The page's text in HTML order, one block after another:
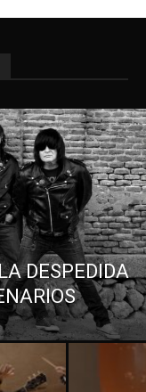
DESPEDIDA